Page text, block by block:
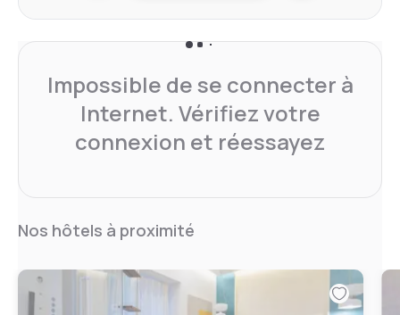
Impossible de se connecter à
Internet. Vérifiez votre
connexion et réessayez
Nos hôtels à proximité